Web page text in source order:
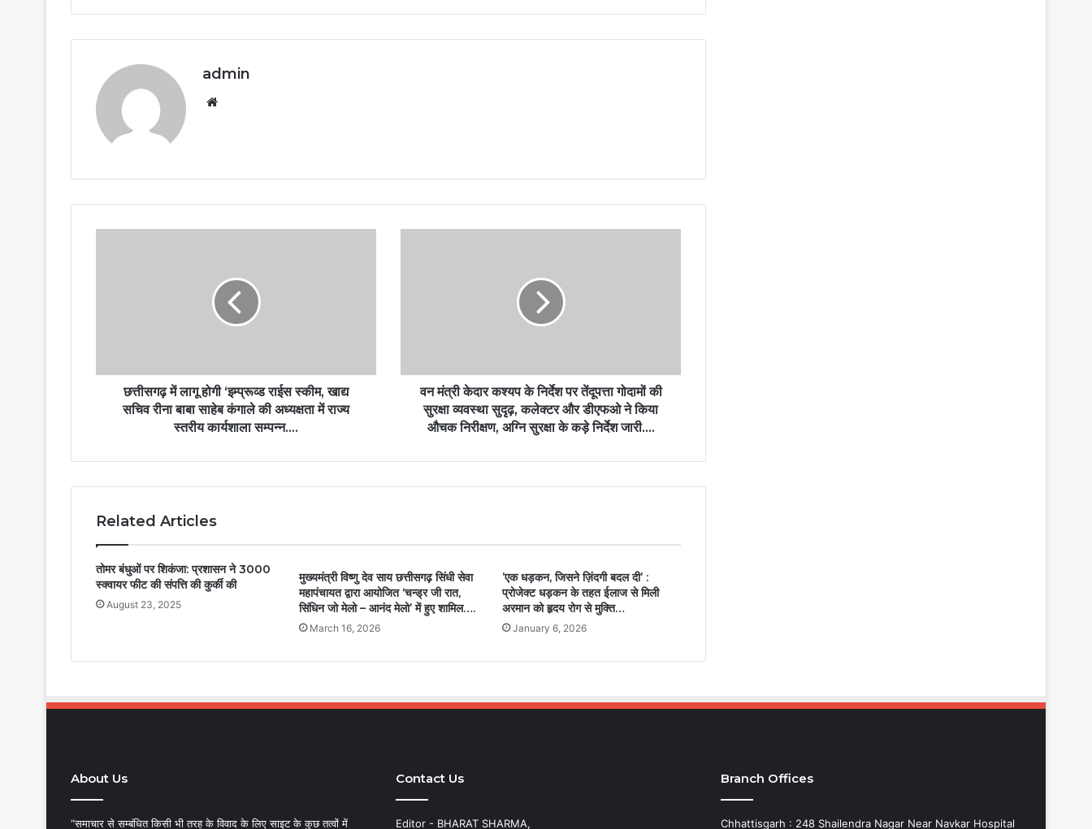
admin
छत्तीसगढ़ में लागू होगी ‘इम्प्रूव्ड राईस स्कीम, खाद्य
सचिव रीना बाबा साहेब कंगाले की अध्यक्षता में राज्य
स्तरीय कार्यशाला सम्पन्न….
वन मंत्री केदार कश्यप के निर्देश पर तेंदूपत्ता गोदामों की
सुरक्षा व्यवस्था सुदृढ़, कलेक्टर और डीएफओ ने किया
औचक निरीक्षण, अग्नि सुरक्षा के कड़े निर्देश जारी….
Related Articles
तोमर बंधुओं पर शिकंजा: प्रशासन ने 3000
स्क्वायर फीट की संपत्ति की कुर्की की
August 23, 2025
मुख्यमंत्री विष्णु देव साय छत्तीसगढ़ सिंधी सेवा
महापंचायत द्वारा आयोजित ‘चन्ड्र जी रात,
सिंधिन जो मेलो – आनंद मेलो’ में हुए शामिल….
March 16, 2026
’एक धड़कन, जिसने ज़िंदगी बदल दी’ :
प्रोजेक्ट धड़कन के तहत ईलाज से मिली
अरमान को हृदय रोग से मुक्ति…
January 6, 2026
About Us
“समाचार से सम्बंधित किसी भी तरह के विवाद के लिए साइट के कुछ तत्वों में
Contact Us
Editor - BHARAT SHARMA,
Branch Offices
Chhattisgarh : 248 Shailendra Nagar Near Navkar Hospital